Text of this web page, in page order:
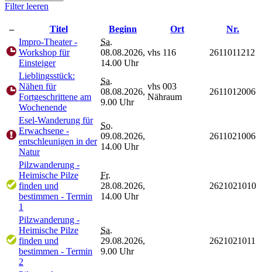
Filter leeren
– Titel Beginn Ort
Nr.
Impro-Theater -
Workshop für
Einsteiger
Sa.
08.08.2026,
14.00 Uhr
vhs 116 2611011212
Lieblingsstück:
Nähen für
Fortgeschrittene am
Wochenende
Sa.
08.08.2026,
9.00 Uhr
vhs 003
Nähraum
2611012006
Esel-Wanderung für
Erwachsene -
entschleunigen in der
Natur
So.
09.08.2026,
14.00 Uhr
2611021006
Pilzwanderung -
Heimische Pilze
finden und
bestimmen - Termin
1
Fr.
28.08.2026,
14.00 Uhr
2621021010
Pilzwanderung -
Heimische Pilze
finden und
bestimmen - Termin
2
Sa.
29.08.2026,
9.00 Uhr
2621021011